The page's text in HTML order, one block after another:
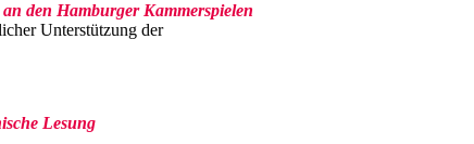
den Hamburger Kammerspielen
Unterstützung der
Lesung